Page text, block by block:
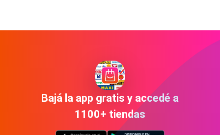
Bajá la app gratis y accedé a
1100+ tiendas